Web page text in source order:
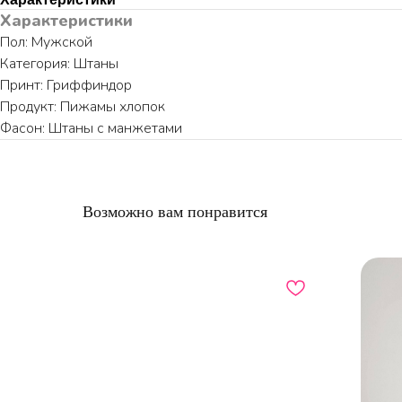
Характеристики
Пол: Мужской
Категория: Штаны
Принт: Гриффиндор
Продукт: Пижамы хлопок
Фасон: Штаны с манжетами
Возможно вам понравится